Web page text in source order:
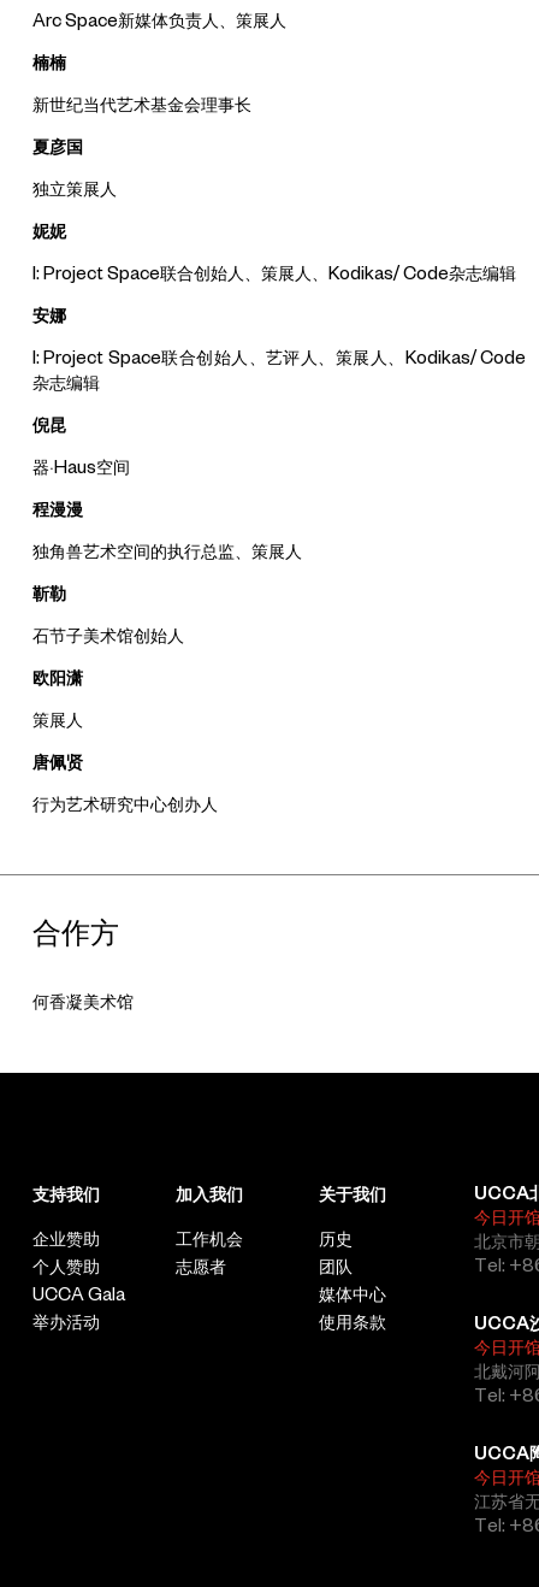
Arc Space新媒体负责人、策展人
楠楠
新世纪当代艺术基金会理事长
夏彦国
独立策展人
妮妮
I: Project Space联合创始人、策展人、Kodikas/ Code杂志编辑
安娜
I: Project Space联合创始人、艺评人、策展人、Kodikas/ Code
杂志编辑
倪昆
器·Haus空间
程漫漫
独角兽艺术空间的执行总监、策展人
靳勒
石节子美术馆创始人
欧阳潇
策展人
唐佩贤
行为艺术研究中心创办人
合作方
何香凝美术馆
支持我们
企业赞助
个人赞助
UCCA Gala
举办活动
加入我们
工作机会
志愿者
关于我们
历史
团队
媒体中心
使用条款
UCCA
今日开
北京市
Tel:
UCCA
今日开
北戴河
Tel:
UCCA
今日开
江苏省
Tel: